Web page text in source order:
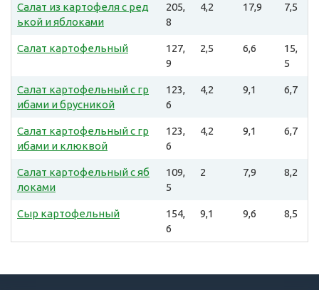
Салат из картофеля с ред
ькой и яблоками
205,
8
4,2 17,9 7,5
Салат картофельный
127,
9
2,5 6,6
15,
5
Салат картофельный с гр
ибами и брусникой
123,
6
4,2 9,1 6,7
Салат картофельный с гр
ибами и клюквой
123,
6
4,2 9,1 6,7
Салат картофельный с яб
локами
109,
5
2 7,9 8,2
Сыр картофельный
154,
6
9,1 9,6 8,5